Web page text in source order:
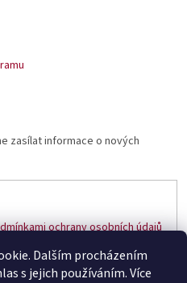
Dalším procházením
s jejich používáním. Více
zasílat informace o nových
ochrany osobních údajů